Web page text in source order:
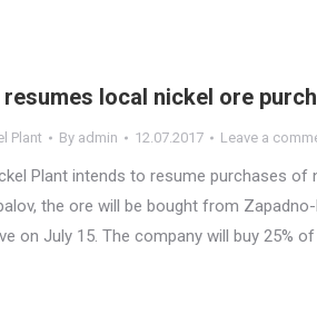
resumes local nickel ore
Plant By admin 12.07.2017 Leave a
Plant intends to resume purchases
the ore will be bought from
on July 15. The company will buy 25%